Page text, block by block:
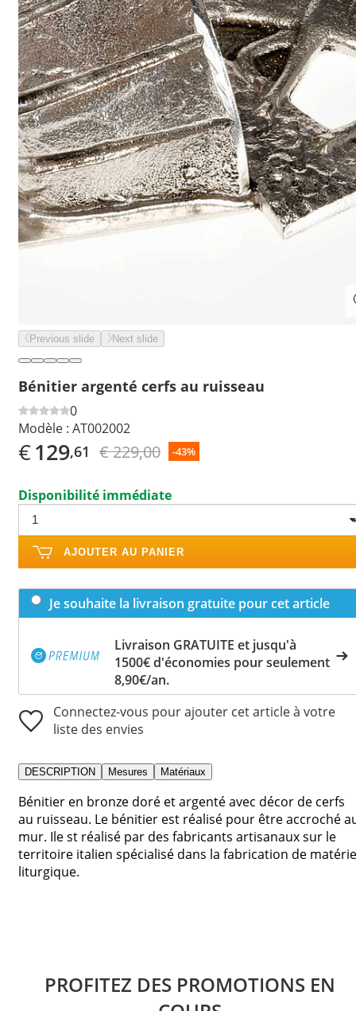
Previous slide Next slide
Bénitier argenté cerfs au ruisseau
0
Modèle : AT002002
€129,61 € 229,00 -43%
Disponibilité immédiate
AJOUTER AU PANIER
Je souhaite la livraison gratuite pour cet article
Livraison GRATUITE et jusqu'à
1500€ d'économies pour seulement
8,90€/an.
Connectez-vous pour ajouter cet article à votre
liste des envies
DESCRIPTION Mesures Matériaux
Bénitier en bronze doré et argenté avec décor de cerfs
au ruisseau. Le bénitier est réalisé pour être accroché
mur. Ile st réalisé par des fabricants artisanaux sur le
territoire italien spécialisé dans la fabrication de
liturgique.
PROFITEZ DES PROMOTIONS EN